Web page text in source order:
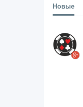
Новые